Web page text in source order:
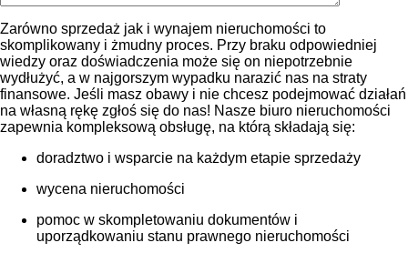
Zarówno sprzedaż jak i wynajem nieruchomości to
skomplikowany i żmudny proces. Przy braku odpowiedniej
wiedzy oraz doświadczenia może się on niepotrzebnie
wydłużyć, a w najgorszym wypadku narazić nas na straty
finansowe. Jeśli masz obawy i nie chcesz podejmować działań
na własną rękę zgłoś się do nas! Nasze biuro nieruchomości
zapewnia kompleksową obsługę, na którą składają się:
doradztwo i wsparcie na każdym etapie sprzedaży
wycena nieruchomości
pomoc w skompletowaniu dokumentów i
uporządkowaniu stanu prawnego nieruchomości